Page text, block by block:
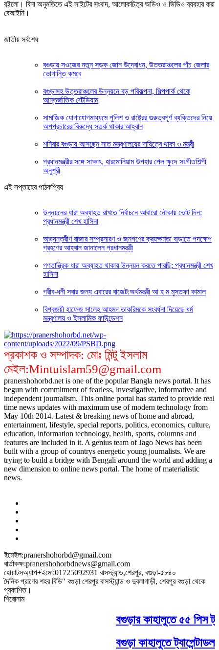
রইলো। বিনা অনুমতিতে এই সাইটের সংবাদ, আলোকচিত্র অডিও ও ভিডিও ব্যবহার করা
বেআইনি।
জাতীয় সর্বশেষ
বগুড়ায় সওজের নতুন সড়ক জোন উদ্বোধন, উত্তরাঞ্চলের পাঁচ জেলার
ভোগান্তি কমবে
বগুড়াসহ উত্তরাঞ্চলের উন্নয়নে বড় পরিকল্পনা, শিল্পপার্ক থেকে
আন্তর্জাতিক স্টেডিয়াম
সামাজিক যোগাযোগমাধ্যমে পুলিশ ও রাষ্ট্রের গুরুত্বপূর্ণ ব্যক্তিদের নিয়ে
অপপ্রচারের বিরুদ্ধে সতর্ক থাকার আহ্বান
শনিবার বগুড়ায় আসছেন সাত মন্ত্রণালয়ের দায়িত্বে থাকা ৩ মন্ত্রী
প্রধানমন্ত্রীর সঙ্গে সাক্ষাৎ, হারমোনিয়াম উপহার পেল ক্ষুদে সংগীতশিল্পী
অনুশ্রী
এই সপ্তাহের পাঠকপ্রিয়
উন্নয়নের ধারা অব্যাহত রাখতে নির্বাচনে আবারো নৌকায় ভোট দিন:
প্রধানমন্ত্রী শেখ হাসিনা
অভ্যন্তরীণ বাজার সম্প্রসারণ ও জনগণের ক্রয়ক্ষমতা বাড়াতে পদক্ষেপ
গ্রহণের আহবান জানালেন প্রধানমন্ত্রী
গণতান্ত্রিক ধারা অব্যাহত থাকায় উন্নয়ন করতে পারছি: প্রধানমন্ত্রী শেখ
হাসিনা
গরীব-ধনী সবার জন্য এবারের বাজেট:অর্থমন্ত্রী আ হ ম মুস্তফা কামাল
বিশ্বজয়ী হাফেজ সালেহ আহমদ তাকরিমকে সংবর্ধনা দিয়েছে ধর্ম
মন্ত্রণালয় ও ইসলামিক ফাউন্ডেশন
প্রকাশক ও সম্পাদক: মোঃ মিন্টু ইসলাম
মেইল:Mintuislam59@gmail.com
pranershohorbd.net is one of the popular Bangla news portal. It has
begun with commitment of fearless, investigative, informative and
independent journalism. This online portal has started to provide real
time news updates with maximum use of modern technology from
May 10th 2014. Latest & breaking news of home and abroad,
entertainment, lifestyle, special reports, politics, economics, culture,
education, information technology, health, sports, columns and
features are included in it. A genius team of Jago News has been
built with a group of countrys energetic young journalists. We are
trying to build a bridge with Bengali around the world and adding a
new dimension to online news portal. The home of materialistic
news.
ইমেইল:pranershohorbd@gmail.com
বার্তাকক্ষ:pranershohorbdnews@gmail.com
হোয়াটসঅ্যাপ+ইমো:01725092931 বাসস্ট্যান্ড,শেরপুর, বগুড়া-৫৮৪০
দৈনিক প্রাণের শহর বিডি" বগুড়া শেরপুর বাসস্ট্যান্ড ও দুবলাগাড়ী, শেরপুর বগুড়া থেকে
প্রকাশিত।
শিরোনাম
বগুড়ার কাহালুতে ৫৫ পিস
বগুড়া কাহালুতে